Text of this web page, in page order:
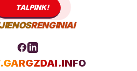
TALPINK!
RENGINIAI